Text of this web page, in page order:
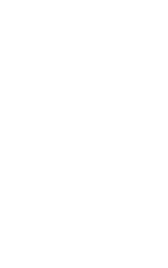
terima dan p...